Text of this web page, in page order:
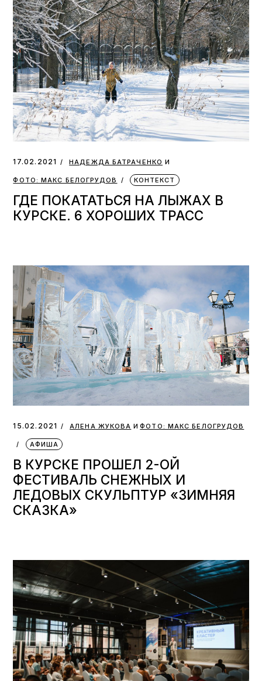
17.02.2021 НАДЕЖДА БАТРАЧЕНКО и
ФОТО: МАКС БЕЛОГРУДОВ КОНТЕКСТ
ГДЕ ПОКАТАТЬСЯ НА ЛЫЖАХ В
КУРСКЕ. 6 ХОРОШИХ ТРАСС
15.02.2021 АЛЕНА ЖУКОВА иФОТО: МАКС БЕЛОГРУДОВ
АФИША
В КУРСКЕ ПРОШЕЛ 2-ОЙ
ФЕСТИВАЛЬ СНЕЖНЫХ И
ЛЕДОВЫХ СКУЛЬПТУР «ЗИМНЯЯ
СКАЗКА»